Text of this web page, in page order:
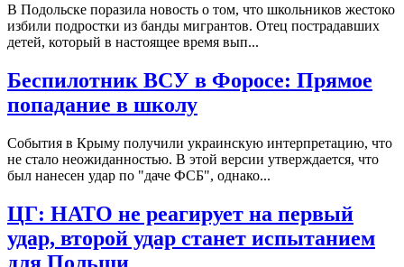
В Подольске поразила новость о том, что школьников жестоко
избили подростки из банды мигрантов. Отец пострадавших
детей, который в настоящее время вып...
Беспилотник ВСУ в Форосе: Прямое
попадание в школу
События в Крыму получили украинскую интерпретацию, что
не стало неожиданностью. В этой версии утверждается, что
был нанесен удар по "даче ФСБ", однако...
ЦГ: НАТО не реагирует на первый
удар, второй удар станет испытанием
для Польши